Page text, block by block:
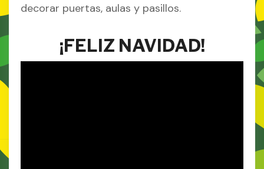
decorar puertas, aulas y pasillos.
¡FELIZ NAVIDAD!